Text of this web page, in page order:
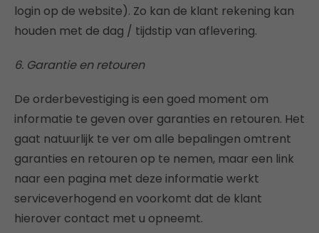
login op de website). Zo kan de klant rekening kan
houden met de dag / tijdstip van aflevering.
6. Garantie en retouren
De orderbevestiging is een goed moment om
informatie te geven over garanties en retouren. Het
gaat natuurlijk te ver om alle bepalingen omtrent
garanties en retouren op te nemen, maar een link
naar een pagina met deze informatie werkt
serviceverhogend en voorkomt dat de klant
hierover contact met u opneemt.